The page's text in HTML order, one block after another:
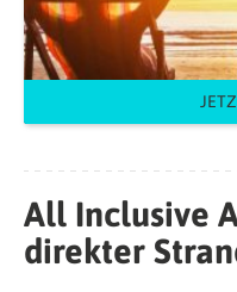
All Inclusive
direkter